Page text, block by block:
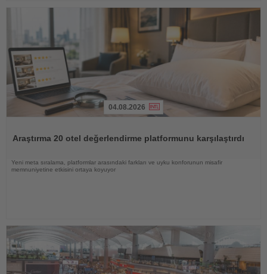
04.08.2026
Araştırma 20 otel değerlendirme platformunu karşılaştırdı
Yeni meta sıralama, platformlar arasındaki farkları ve uyku konforunun misafir
memnuniyetine etkisini ortaya koyuyor